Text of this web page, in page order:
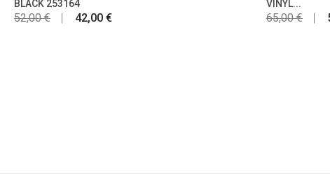
BLACK 253164
52,00 € 42,00 €
VINYL...
65,00 €